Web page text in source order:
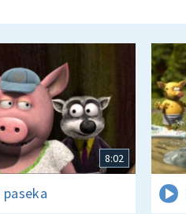
8:02
paseka